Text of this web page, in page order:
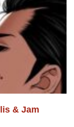
& Jam